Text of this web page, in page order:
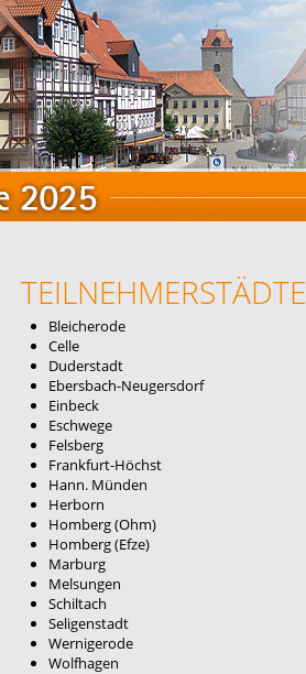
TEILNEHMERSTÄDTE
Bleicherode
Celle
Duderstadt
Ebersbach-Neugersdorf
Einbeck
Eschwege
Felsberg
Frankfurt-Höchst
Hann. Münden
Herborn
Homberg (Ohm)
Homberg (Efze)
Marburg
Melsungen
Schiltach
Seligenstadt
Wernigerode
Wolfhagen